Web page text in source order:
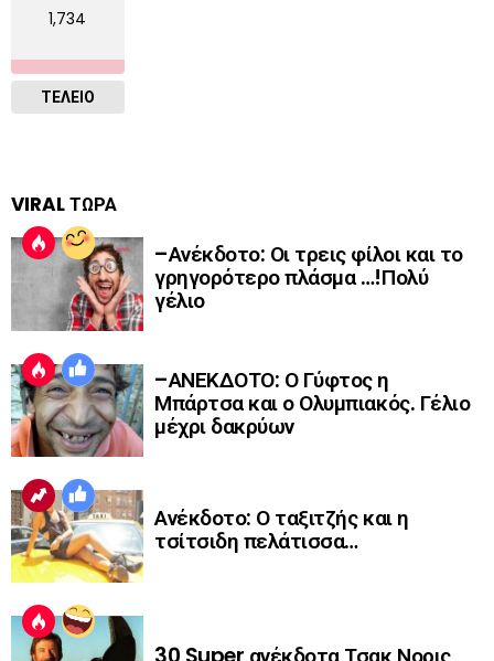
1,734
ΤΕΛΕΙΟ
VIRAL ΤΩΡΑ
–Ανέκδοτο: Οι τρεις φίλοι και το
γρηγορότερο πλάσμα …!Πολύ
γέλιο
–ΑΝΕΚΔΟΤΟ: Ο Γύφτος η
Μπάρτσα και ο Ολυμπιακός. Γέλιο
μέχρι δακρύων
Ανέκδοτο: Ο ταξιτζής και η
τσίτσιδη πελάτισσα…